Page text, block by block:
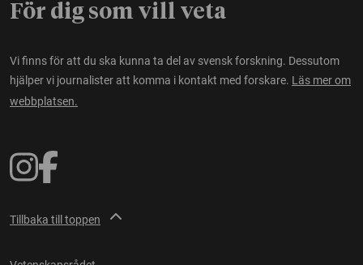
För dig som vill veta
Vi finns för att du ska kunna ta del av svensk forskning. Dessutom
hjälper vi journalister att komma i kontakt med forskare. Läs mer om
webbplatsen.
Tillbaka till toppen